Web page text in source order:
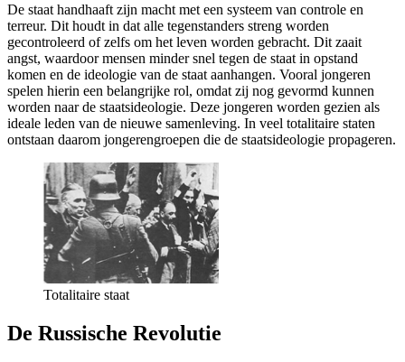
De staat handhaaft zijn macht met een systeem van controle en
terreur. Dit houdt in dat alle tegenstanders streng worden
gecontroleerd of zelfs om het leven worden gebracht. Dit zaait
angst, waardoor mensen minder snel tegen de staat in opstand
komen en de ideologie van de staat aanhangen. Vooral jongeren
spelen hierin een belangrijke rol, omdat zij nog gevormd kunnen
worden naar de staatsideologie. Deze jongeren worden gezien als
ideale leden van de nieuwe samenleving. In veel totalitaire staten
ontstaan daarom jongerengroepen die de staatsideologie propageren.
Totalitaire staat
De Russische Revolutie